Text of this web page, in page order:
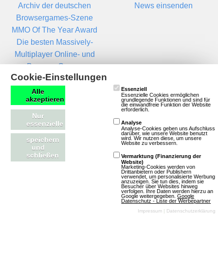
Archiv der deutschen
Browsergames-Szene
MMO Of The Year Award
Die besten Massively-
Multiplayer Online- und
Browser-Games
News einsenden
RSS Feeds
Neue Spiele in der
Cookie-Einstellungen
Alle
akzeptieren
Nur
essenzielle
speichern
und
schließen
Essenziell
Essenzielle Cookies ermöglichen
grundlegende Funktionen und sind für
die einwandfreie Funktion der Website
erforderlich.
Analyse
Analyse-Cookies geben uns Aufschluss
darüber, wie unsere Website benutzt
wird. Wir nutzen diese, um unsere
Website zu verbessern.
Vermarktung (Finanzierung der
Website)
Marketing-Cookies werden von
Drittanbietern oder Publishern
verwendet, um personalisierte Werbung
anzuzeigen. Sie tun dies, indem sie
Besucher über Websites hinweg
verfolgen. Ihre Daten werden hierzu an
Google weitergegeben.Google
Datenschutz - Liste der Werbepartner
Impressum | Datenschutzerklärung